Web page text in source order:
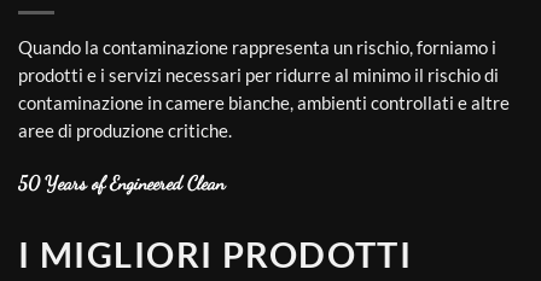
Quando la contaminazione rappresenta un rischio, forniamo i
prodotti e i servizi necessari per ridurre al minimo il rischio di
contaminazione in camere bianche, ambienti controllati e altre
aree di produzione critiche.
50 Years of Engineered Clean
I MIGLIORI PRODOTTI